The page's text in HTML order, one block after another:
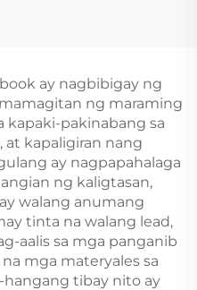
ay nagbibigay ng
ng maraming
kapaki-pakinabang sa
at kapaligiran nang
ay nagpapahalaga
ng kaligtasan,
walang anumang
tinta na walang lead,
aalis sa mga panganib
mga materyales sa
hangang tibay nito ay